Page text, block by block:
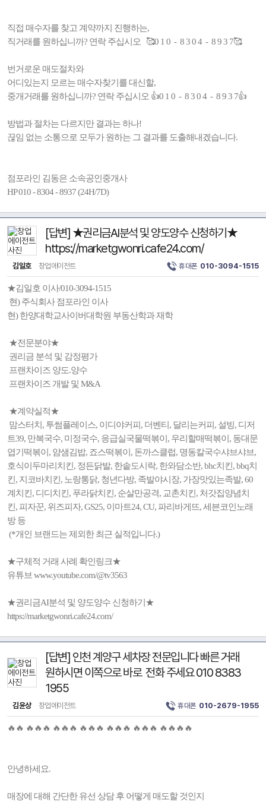
직접 매수자를 찾고 계약까지 진행하는,
직거래를 원하십니까? 연락 주십시오 🥰0 1 0 - 8 3 0 4 - 8 9 3 7🥰
번거로운 매도절차와
어디있는지 모르는 매수자찾기를 대신할,
중개거래를 원하십니까? 연락 주십시오 👍0 1 0 - 8 3 0 4 - 8 9 3 7👍
방법과 절차는 다르지만 결과는 하나!
끊임 없는 소통으로 모두가 원하는 그 결과를 도출해내겠습니다.
점포라인 김동은 소속공인중개사
HP 010 - 8304 - 8937 (24H/7D)
[답변] ★권리금AI분석 및 양도양수 신청하기★
https://marketgwonri.cafe24.com/
김일호 창업에이전트 휴대폰 010-3094-1515
★김일호 이사/010-3094-1515
현) 주식회사 점포라인 이사
현) 한양대학교사이버대학원 부동산학과 재학
★전문분야★
권리금 분석 및 감정평가
프랜차이즈 양도.양수
프랜차이즈 개발 및 M&A
★계약실적★
맘스터치, 투썸플레이스, 이디야커피, 더벤티, 달리는커피, 설빙, 디저
트39, 만복국수, 미정국수, 응급실국물떡볶이, 우리할매떡볶이, 동대문
엽기떡볶이, 얌샘김밥, 죠스떡볶이, 돈까스클럽, 명동칼국수샤브샤브,
호식이두마리치킨, 정든닭발, 한솥도시락, 한와담소반, bhc치킨, bbq치
킨, 지코바치킨, 노랑통닭, 청년다방, 족발야시장, 가장맛있는족발, 60
계치킨, 디디치킨, 푸라닭치킨, 순살만공격, 교촌치킨, 처갓집양념치
킨, 피자꾼, 위즈피자, GS25, 이마트24, CU, 파리바게뜨, 세븐코인노래
방 등
(*개인 브랜드는 제외한 최근 실적입니다.)
★구체적 거래 사례 확인링크★
유튜브 www.youtube.com/@tv3563
★권리금AI분석 및 양도양수 신청하기★
https://marketgwonri.cafe24.com/
[답변] 인천 계양구 세차장 전문입니다 빠른 거래
원하시면 이쪽으로 바로 전화 주세요 010 8383
1955
김윤상 창업에이전트 휴대폰 010-2679-1955
🔥🔥 🔥🔥🔥 🔥🔥🔥 🔥🔥🔥 🔥🔥🔥 🔥🔥🔥 🔥🔥🔥🔥
안녕하세요.
매장에 대해 간단한 유선 상담 후 어떻게 매도할 것인지